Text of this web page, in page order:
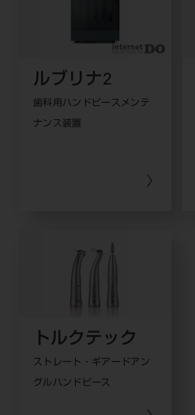
ルブリナ2
歯科用ハンドピースメンテ
ナンス装置
トルクテック
ストレート・ギアードアン
グルハンドピース